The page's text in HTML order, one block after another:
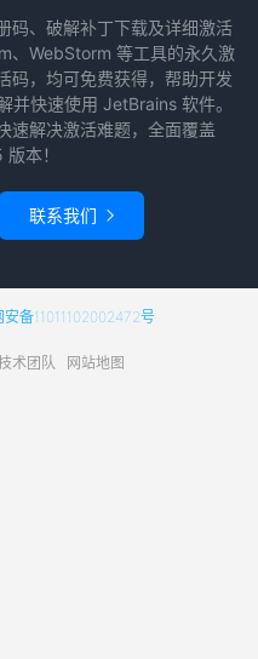
码、破解补丁下载及详细激活
、WebStorm 等工具的永久激
码，均可免费获得，帮助开发
并快速使用 JetBrains 软件。
速解决激活难题，全面覆盖
本！
联系我们 
备11011102002472号
术团队 网站地图